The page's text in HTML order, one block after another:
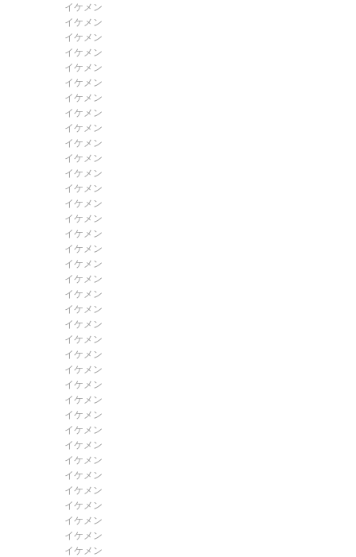
イケメン
イケメン
イケメン
イケメン
イケメン
イケメン
イケメン
イケメン
イケメン
イケメン
イケメン
イケメン
イケメン
イケメン
イケメン
イケメン
イケメン
イケメン
イケメン
イケメン
イケメン
イケメン
イケメン
イケメン
イケメン
イケメン
イケメン
イケメン
イケメン
イケメン
イケメン
イケメン
イケメン
イケメン
イケメン
イケメン
イケメン